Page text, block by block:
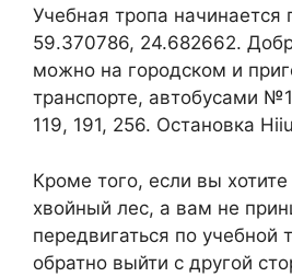
Учебная тропа начинается
59.370786, 24.682662.
можно на городском и
транспорте, автобусами
119, 191, 256. Остановка
Кроме того, если вы
хвойный лес, а вам не
передвигаться по учебной
обратно выйти с другой